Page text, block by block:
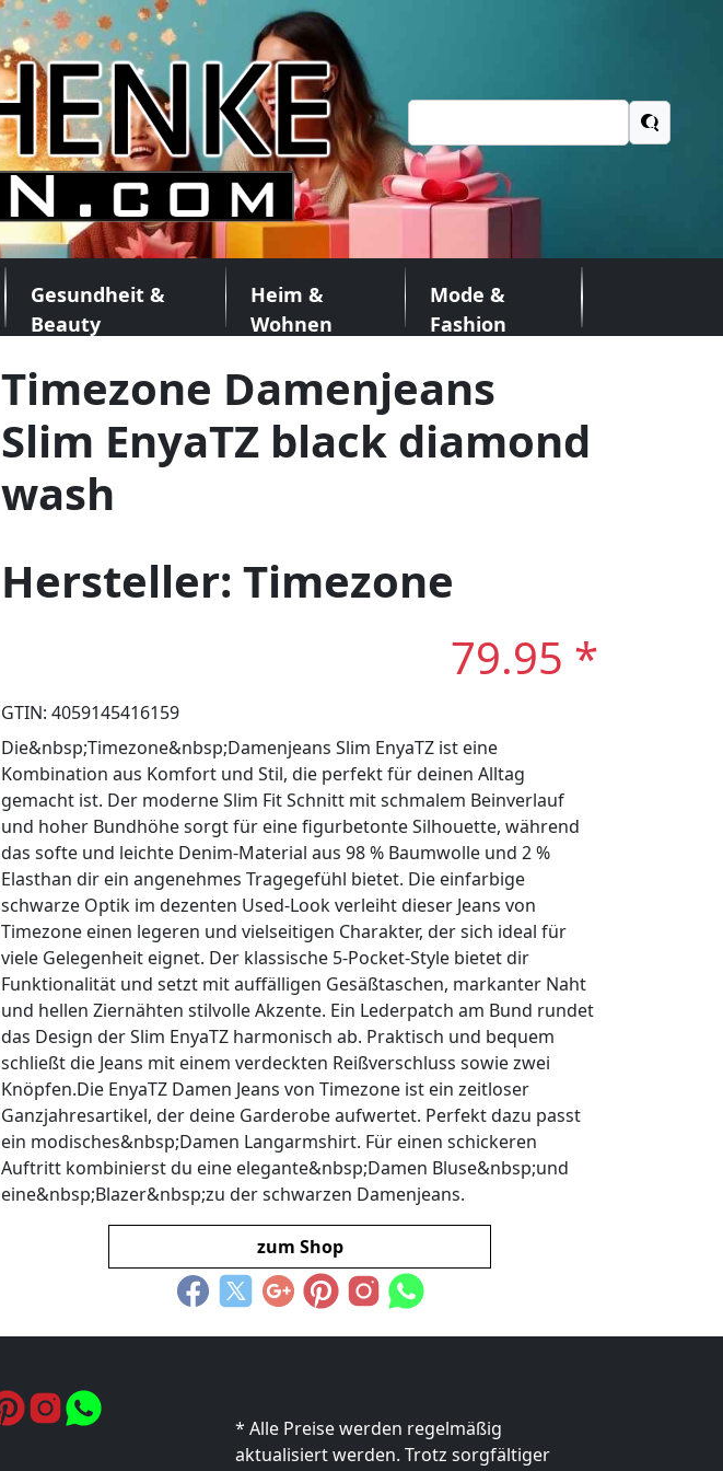
nach:
Gesundheit &
Beauty
Heim &
Wohnen
Mode &
Fashion
Timezone Damenjeans
Slim EnyaTZ black diamond
wash
Hersteller: Timezone
79.95 *
GTIN: 4059145416159
Die&nbsp;Timezone&nbsp;Damenjeans Slim EnyaTZ ist eine
Kombination aus Komfort und Stil, die perfekt für deinen Alltag
gemacht ist. Der moderne Slim Fit Schnitt mit schmalem Beinverlauf
und hoher Bundhöhe sorgt für eine figurbetonte Silhouette, während
das softe und leichte Denim-Material aus 98 % Baumwolle und 2 %
Elasthan dir ein angenehmes Tragegefühl bietet. Die einfarbige
schwarze Optik im dezenten Used-Look verleiht dieser Jeans von
Timezone einen legeren und vielseitigen Charakter, der sich ideal für
viele Gelegenheit eignet. Der klassische 5-Pocket-Style bietet dir
Funktionalität und setzt mit auffälligen Gesäßtaschen, markanter Naht
und hellen Ziernähten stilvolle Akzente. Ein Lederpatch am Bund rundet
das Design der Slim EnyaTZ harmonisch ab. Praktisch und bequem
schließt die Jeans mit einem verdeckten Reißverschluss sowie zwei
Knöpfen.Die EnyaTZ Damen Jeans von Timezone ist ein zeitloser
Ganzjahresartikel, der deine Garderobe aufwertet. Perfekt dazu passt
ein modisches&nbsp;Damen Langarmshirt. Für einen schickeren
Auftritt kombinierst du eine elegante&nbsp;Damen Bluse&nbsp;und
eine&nbsp;Blazer&nbsp;zu der schwarzen Damenjeans.
zum Shop
* Alle Preise werden regelmäßig
aktualisiert werden. Trotz sorgfältiger